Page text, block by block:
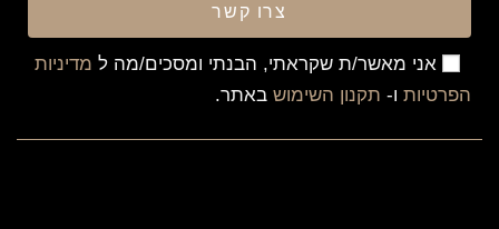
אני מאשר/ת שקראתי, הבנתי ומסכים/מה ל מדיניות
הפרטיות ו- תקנון השימוש באתר.
צרו קשר